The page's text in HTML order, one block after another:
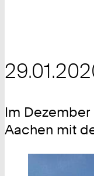
Im
Aachen mit